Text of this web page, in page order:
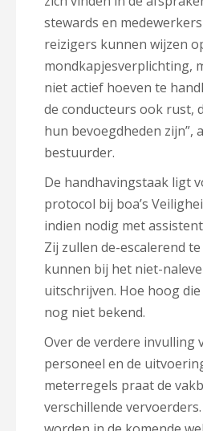
stewards en
reizigers kunnen wijzen
mondkapjesverplichting,
niet actief hoeven te
de conducteurs ook rust,
hun bevoegdheden zijn”,
bestuurder.
De handhavingstaak ligt
protocol bij boa’s
indien nodig met
Zij zullen de-escalerend
kunnen bij het niet-
uitschrijven. Hoe hoog
nog niet bekend.
Over de verdere invulling
personeel en de
meterregels praat de
verschillende